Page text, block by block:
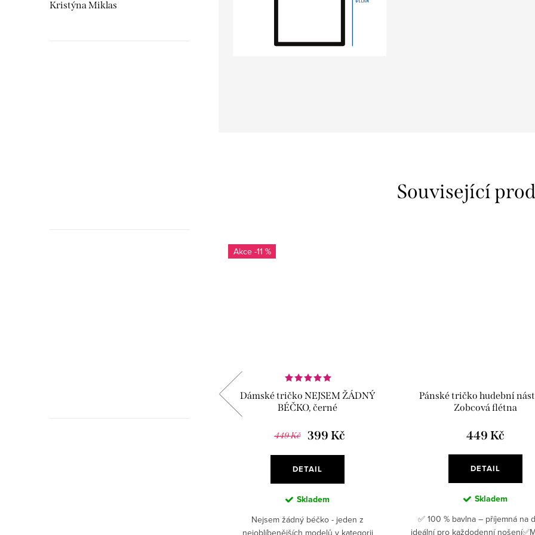
Kristýna Miklas
Související
-11 %
Dámské tričko NEJSEM ŽÁDNÝ
BÉČKO, černé
449 Kč 399 Kč
DETAIL
Skladem
Nejsem žádný béčko - jeden z
nejoblíbenějších modelů v kategorii
Pánské tričko hudební
Zobcová flétna
449 Kč
DETAIL
Skladem
✅ 100 % bavlna – příjemná na
ideální pro každodenní